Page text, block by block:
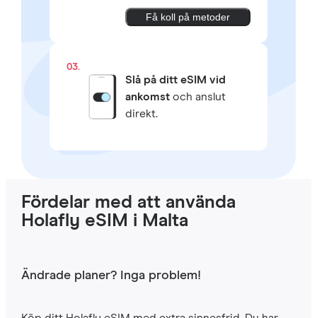
Få koll på metoder
03.
Slå på ditt eSIM vid
ankomstoch anslut
direkt.
Fördelar med att använda
Holafly eSIM i Malta
Ändrade planer? Inga problem!